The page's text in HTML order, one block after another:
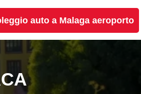
auto a Malaga aeroporto